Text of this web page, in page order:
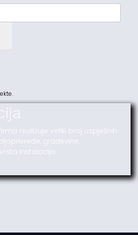
realizuje veliki broj uspješnih
građevine,
instalacija.